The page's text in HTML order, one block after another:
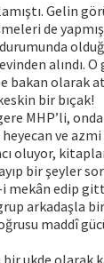
Gelin
de
alındı.
bakan
bir bıçak!
MHP’li,
ve
oluyor,
bir şeyler
mekân edip
arkadaşla
maddî
ukde olarak